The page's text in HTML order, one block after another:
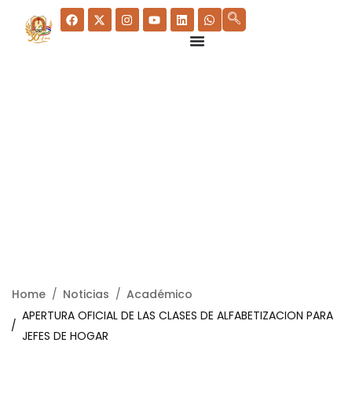
Home Noticias
Académico
APERTURA OFICIAL DE LAS CLASES DE ALFABETIZACION PARA
JEFES DE HOGAR